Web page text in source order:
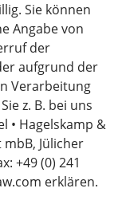
Sie können
Angabe von
der
aufgrund der
Verarbeitung
z. B. bei uns
• Hagelskamp &
Jülicher
+49 (0) 241
erklären.